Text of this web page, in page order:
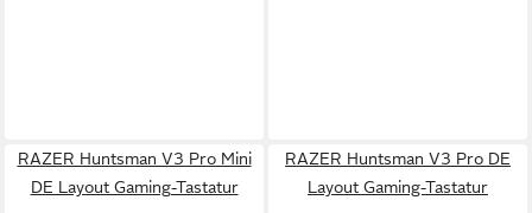
RAZER Huntsman V3 Pro Mini
DE Layout Gaming-Tastatur
RAZER Huntsman V3 Pro DE
Layout Gaming-Tastatur